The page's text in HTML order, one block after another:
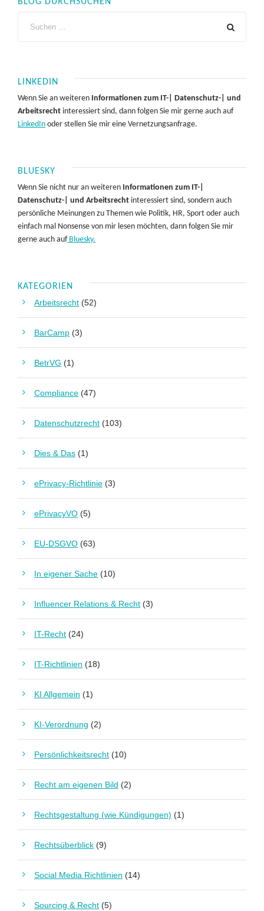
LINKEDIN
Wenn Sie an weiteren Informationen zum IT-| Datenschutz-| und
Arbeitsrecht interessiert sind, dann folgen Sie mir gerne auch auf
LinkedIn oder stellen Sie mir eine Vernetzungsanfrage.
BLUESKY
Wenn Sie nicht nur an weiteren Informationen zum IT-|
Datenschutz-| und Arbeitsrecht interessiert sind, sondern auch
persönliche Meinungen zu Themen wie Politik, HR, Sport oder auch
einfach mal Nonsense von mir lesen möchten, dann folgen Sie mir
gerne auch aufBluesky.
KATEGORIEN
Arbeitsrecht (52)
BarCamp (3)
BetrVG (1)
Compliance (47)
Datenschutzrecht (103)
Dies & Das (1)
ePrivacy-Richtlinie (3)
ePrivacyVO (5)
EU-DSGVO (63)
In eigener Sache (10)
Influencer Relations & Recht (3)
IT-Recht (24)
IT-Richtlinien (18)
KI Allgemein (1)
KI-Verordnung (2)
Persönlichkeitsrecht (10)
Recht am eigenen Bild (2)
Rechtsgestaltung (wie Kündigungen) (1)
Rechtsüberblick (9)
Social Media Richtlinien (14)
Sourcing & Recht (5)